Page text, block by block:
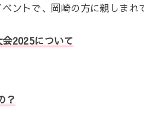
ントで、岡崎の方に親しまれ
2025について
？